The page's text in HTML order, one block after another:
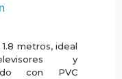
metros, ideal
y
con PVC